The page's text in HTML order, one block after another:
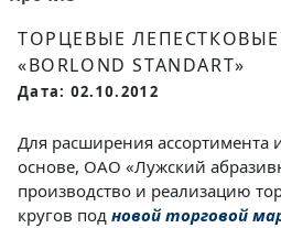
Бруски шлифовальные
Абразивы на
керамической связке
Круги шлифовальные
Сегменты шлифовальные
Бруски шлифовальные
Справочники
Нормативные документы,
эсплуатации
Публикации
Статьи и публикации о
Партнеры
Список партнеров завода
Мероприятия
События завода
ТОРЦЕВЫЕ
«ВОRLOND STANDART»
Дата: 02.10.2012
Для расширения ассортимента
основе, ОАО «Лужский
производство и реализацию
кругов под новой торговой